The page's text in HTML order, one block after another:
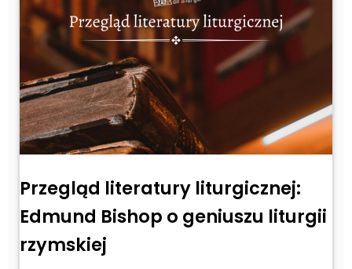
Przegląd literatury liturgicznej:
Edmund Bishop o geniuszu liturgii
rzymskiej